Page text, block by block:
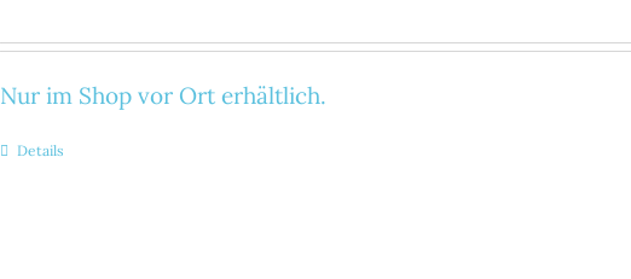
Nur im Shop vor Ort erhältlich.
Details